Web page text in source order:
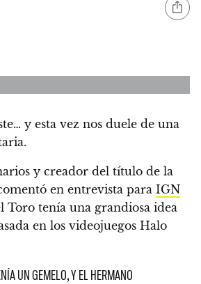
y esta vez nos duele de una
y creador del título de la
en entrevista para IGN
Toro tenía una grandiosa idea
en los videojuegos Halo
UN GEMELO, Y EL HERMANO